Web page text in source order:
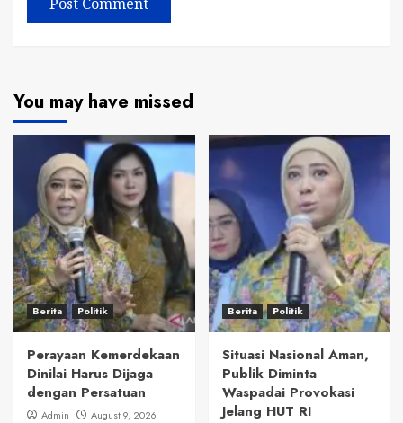
You may have missed
Berita Politik
Perayaan Kemerdekaan
Dinilai Harus Dijaga
dengan Persatuan
Admin
August 9, 2026
Berita Politik
Situasi Nasional Aman,
Publik Diminta
Waspadai Provokasi
Jelang HUT RI